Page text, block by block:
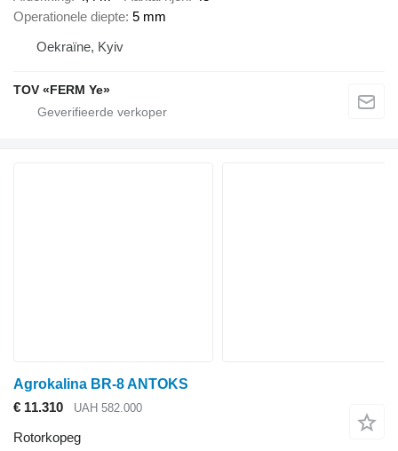
Operationele diepte 5 mm
Oekraïne, Kyiv
TOV «FERM Ye»
Agrokalina BR-8 ANTOKS
€ 11.310
UAH 582.000
Rotorkopeg